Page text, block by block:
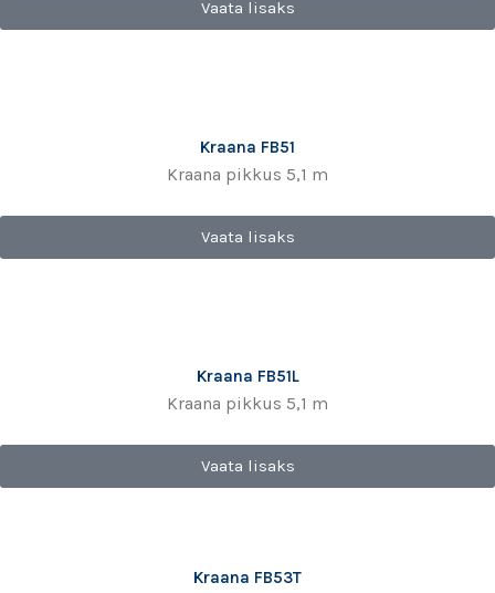
Vaata lisaks
Kraana FB51
Kraana pikkus 5,1 m
Vaata lisaks
Kraana FB51L
Kraana pikkus 5,1 m
Vaata lisaks
Kraana FB53T